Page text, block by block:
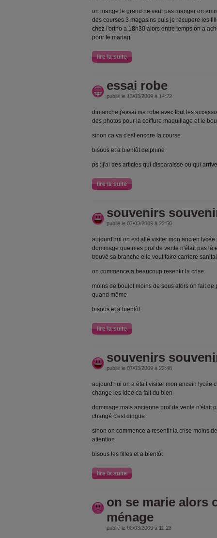
on mange le grand ne veut pas manger on
des courses 3 magasins puis je récupere les
chez l'ortho a 18h30 alors entre temps on a
pour le mariag
lire la suite
essai robe
publié le 13/03/2009 à 14:22
dimanche j'essai ma robe avec tout les
des photos pour la coiffure maquillage et le
sinon ca va c'est encore la course
bisous et a bientôt delphine
ps : j'ai des articles qui disparaisse ou qui
lire la suite
souvenirs
publié le 07/03/2009 à 22:50
aujourd'hui on est allé visiter mon ancien
dommage que mes prof de vente n'était pas là
trouvé sa branche elle veut faire carriere
on commence a beaucoup resentir la crise
moins de boulot moins de sous alors on fait
quand même
bisous et a bientôt
lire la suite
souvenirs
publié le 07/03/2009 à 22:48
aujourd'hui on a était visiter mon ancein lycée
change les idée ca fait du bien
dommage mais ancienne prof de vente n'était
changé c'est dingue
sinon on commence a resentir la crise moins
attention
bisous les filles et a bientôt
lire la suite
on se marie alors
ménage
publié le 06/03/2009 à 11:23